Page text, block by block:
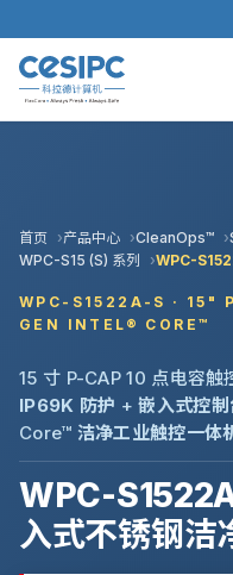
首页 产品中心 CleanOps™
WPC-S15 (S) 系列
WPC-
WPC-S1522A-S · 15"
GEN INTEL® CORE™
15 寸 P-CAP 10 点电容触
IP69K 防护 +嵌入式控
Core™ 洁净工业触控一体
WPC-
入式不锈钢洁